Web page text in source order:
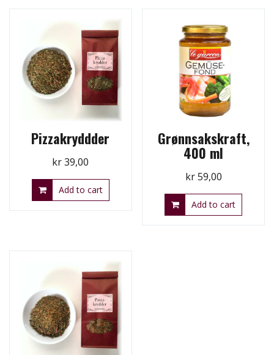
Pizzakryddder
kr39,00
Add to cart
Grønnsakskraft,
400 ml
kr59,00
Add to cart